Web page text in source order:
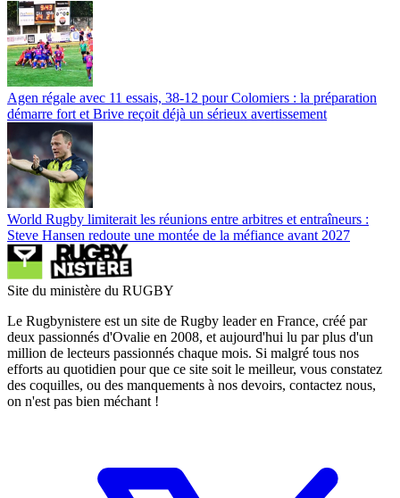
Agen régale avec 11 essais, 38-12 pour Colomiers : la préparation
démarre fort et Brive reçoit déjà un sérieux avertissement
World Rugby limiterait les réunions entre arbitres et entraîneurs :
Steve Hansen redoute une montée de la méfiance avant 2027
Site du ministère du RUGBY
Le Rugbynistere est un site de Rugby leader en France, créé par
deux passionnés d'Ovalie en 2008, et aujourd'hui lu par plus d'un
million de lecteurs passionnés chaque mois. Si malgré tous nos
efforts au quotidien pour que ce site soit le meilleur, vous constatez
des coquilles, ou des manquements à nos devoirs, contactez nous,
on n'est pas bien méchant !